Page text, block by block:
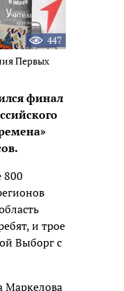
447
Первых
финал
800
и трое
Выборг с
Маркелова